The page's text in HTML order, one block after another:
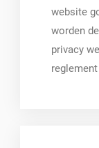
website
worden
privacy